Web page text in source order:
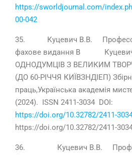
https://sworldjournal.com/
00-042
35. Куцевич В.В.
фахове видання В Куцевич
ОДНОДУМЦІВ З ВЕЛИКИМ
(ДО 60-РІЧЧЯ КИЇВЗНДІЕП)
праць,Українська академія
(2024). ISSN 2411-3034 DOI:
https://doi.org/10.32782/2411-
https://doi.org/10.32782/2411-
36. Куцевич В.В.